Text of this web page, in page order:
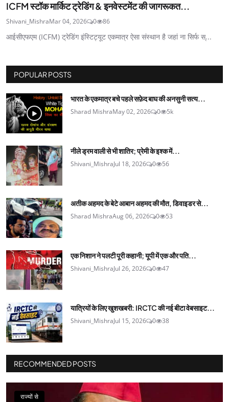
ICFM स्टॉक मार्किट ट्रेडिंग & इनवेस्टमेंट की जागरूकत...
Shivani_MishraMar 04, 2026 0 86
आईसीएफएम (ICFM) ट्रेडिंग इंस्टिट्यूट एकमात्र ऐसा संस्थान है जहां ना सिर्फ स्...
POPULAR POSTS
भारत के एकमात्र बचे पहले सफ़ेद बाघ की अनसुनी सत्य...
Sharad MishraMay 02, 2026 0 5k
नीले ड्रम वाली से भी शातिर; प्रेमी के इश्‍क में...
Shivani_MishraJul 18, 2026 0 56
अतीक अहमद के बेटे आबान अहमद की मौत, डिवाइडर से...
Sharad MishraAug 06, 2026 0 53
एक निशान ने पलटी पूरी कहानी; यूपी में एक और पति...
Shivani_MishraJul 26, 2026 0 47
यात्रियों के लिए खुशखबरी: IRCTC की नई बीटा वेबसाइट...
Shivani_MishraJul 15, 2026 0 38
RECOMMENDED POSTS
राज्यों से